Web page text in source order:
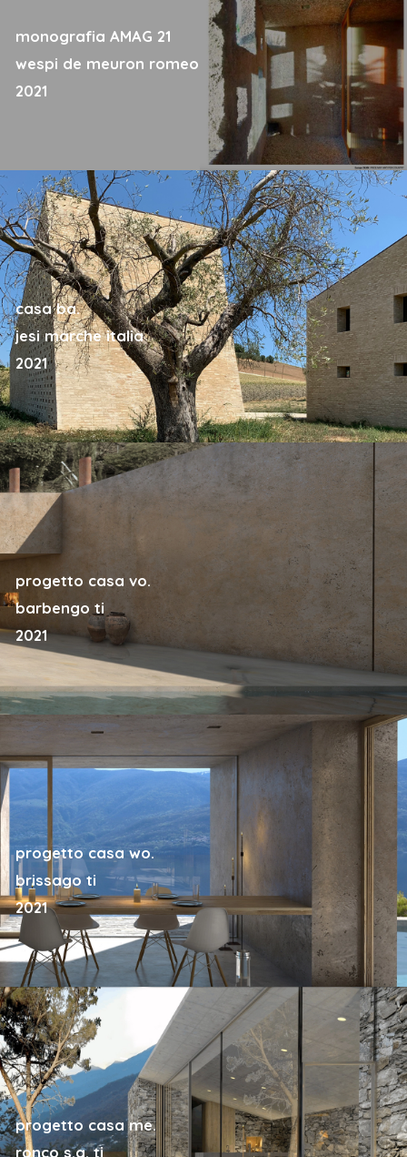
monografia AMAG 21
wespi de meuron romeo
2021
casa ba.
jesi marche italia
2021
progetto casa vo.
barbengo ti
2021
progetto casa wo.
brissago ti
2021
progetto casa me.
ronco s.a. ti